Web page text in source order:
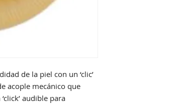
de la piel con un ‘clic’
acople mecánico que
audible para